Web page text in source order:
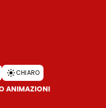
CHIARO
ANIMAZIONI